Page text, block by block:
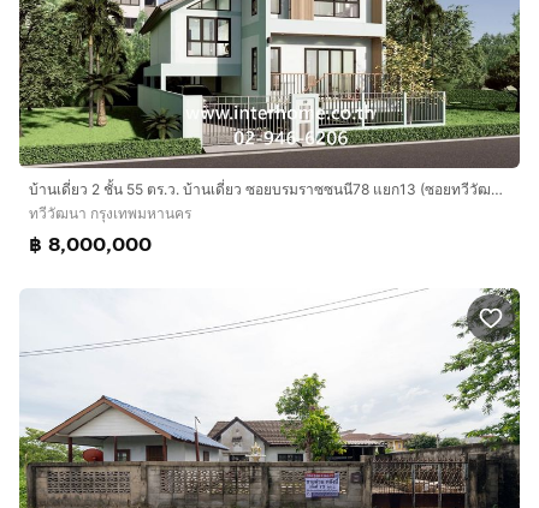
บ้านเดี่ยว 2 ชั้น 55 ตร.ว. บ้านเดี่ยว ซอยบรมราซซนนี78 แยก13 (ซอยทวีวัฒนา22) ใกล้มหาวิทยาลัยมหิดล ศาลายา ถนนบรมราชชนนี เขตทวีวัฒนา กรุงเทพ
ทวีวัฒนา กรุงเทพมหานคร
฿ 8,000,000